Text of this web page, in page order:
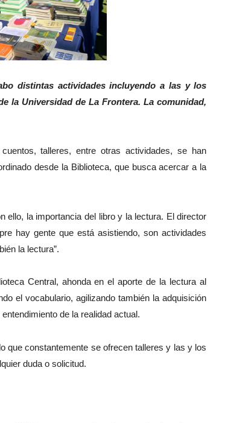
distintas actividades incluyendo a las y los
la Universidad de La Frontera. La comunidad,
talleres, entre otras actividades, se han
desde la Biblioteca, que busca acercar a la
ello, la importancia del libro y la lectura. El director
hay gente que está asistiendo,son actividades
la lectura”.
Central, ahonda en el aporte de la lectura al
el vocabulario, agilizando también la adquisición
de la realidad actual.
que constantemente se ofrecen talleres y las y los
duda o solicitud.